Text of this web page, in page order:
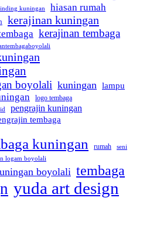
kuningan hiasan rumah
kerajinan kuningan
kerajinan tembaga
boyolali kuningan lampu
logo tembaga
pengrajin kuningan
tembaga
kuningan rumah seni
logam boyolali
boyolali tembaga
yuda art design